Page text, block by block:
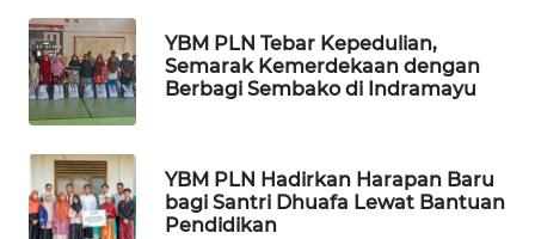
YBM PLN Tebar Kepedulian,
Semarak Kemerdekaan dengan
Berbagi Sembako di Indramayu
YBM PLN Hadirkan Harapan Baru
bagi Santri Dhuafa Lewat Bantuan
Pendidikan
WN
DEPOK
WN
UTARA
WN